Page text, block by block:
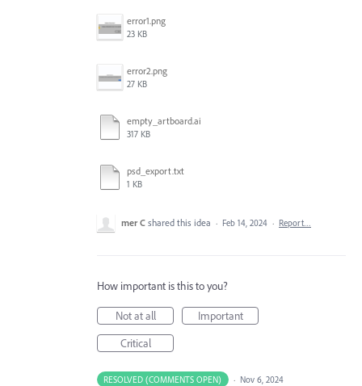
error1.png
23 KB
error2.png
27 KB
empty_artboard.ai
317 KB
psd_export.txt
1 KB
mer C shared this idea · Feb 14, 2024 · Report…
How important is this to you?
Not at all
Important
Critical
RESOLVED (COMMENTS OPEN) · Nov 6, 2024